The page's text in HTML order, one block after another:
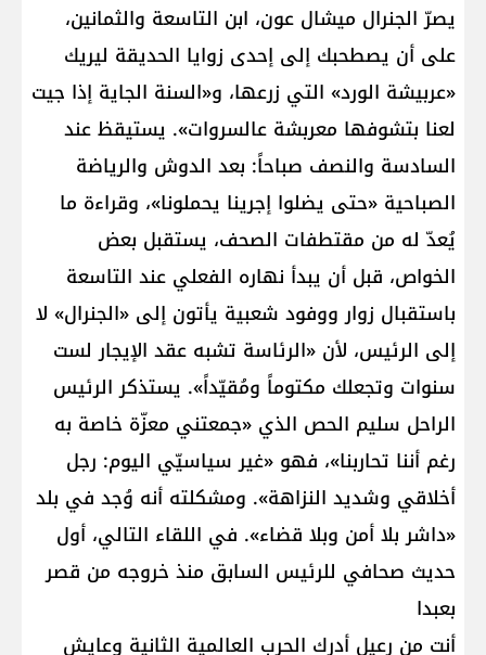
يصرّ الجنرال ميشال عون، ابن التاسعة والثمانين،
على أن يصطحبك إلى إحدى زوايا الحديقة ليريك
«عربيشة الورد» التي زرعها، و«السنة الجاية إذا جيت
لعنا بتشوفها معربشة عالسروات». يستيقظ عند
السادسة والنصف صباحاً: بعد الدوش والرياضة
الصباحية «حتى يضلوا إجرينا يحملونا»، وقراءة ما
يُعدّ له من مقتطفات الصحف، يستقبل بعض
الخواص، قبل أن يبدأ نهاره الفعلي عند التاسعة
باستقبال زوار ووفود شعبية يأتون إلى «الجنرال» لا
إلى الرئيس، لأن «الرئاسة تشبه عقد الإيجار لست
سنوات وتجعلك مكتوماً ومُقيّداً». يستذكر الرئيس
الراحل سليم الحص الذي «جمعتني معزّة خاصة به
رغم أننا تحاربنا»، فهو «غير سياسيّي اليوم: رجل
أخلاقي وشديد النزاهة». ومشكلته أنه وُجد في بلد
«داشر بلا أمن وبلا قضاء». في اللقاء التالي، أول
حديث صحافي للرئيس السابق منذ خروجه من قصر
بعبدا
أنت من رعيل أدرك الحرب العالمية الثانية وعايش